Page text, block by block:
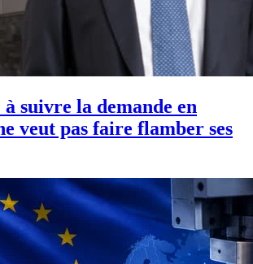
suivre la demande en
veut pas faire flamber ses